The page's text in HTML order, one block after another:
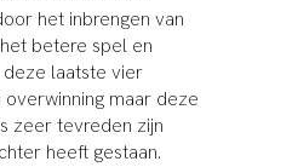
het inbrengen van
betere spel en
laatste vier
maar deze
zeer tevreden zijn
heeft gestaan.